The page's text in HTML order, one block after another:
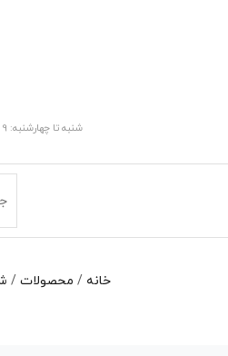
شنبه تا چهارشنبه: 9 صبح الی 6 عصر - پنجشنبه: 9 صبح الی 2 بعد از ظهر
خانه / محصولات /